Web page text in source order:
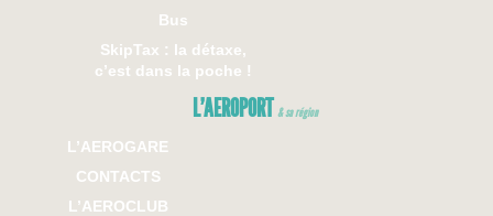
Bus
SkipTax : la détaxe,
c’est dans la poche !
L’AEROPORT& sa région
L’AEROGARE
CONTACTS
L’AEROCLUB